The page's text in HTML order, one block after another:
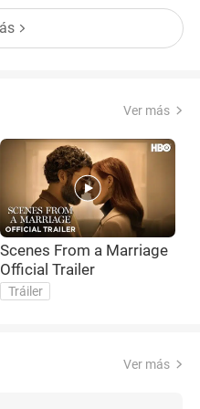
trayectoria, marcada
actoral, lo ha
hasta la
Ver más
Scenes From a Marriage
Official Trailer
Tráiler
Ver más